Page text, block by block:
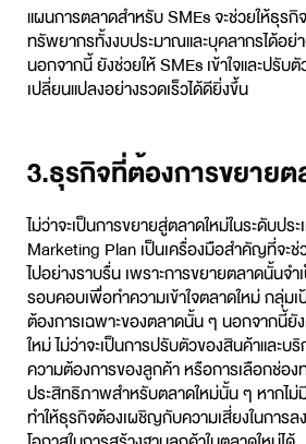
แผนการตลาดสำหรับ SMEs จะช่วยให้ธุรกิ
ทรัพยากรทั้งงบประมาณและบุคลากรได้อ
นอกจากนี้ ยังช่วยให้ SMEs เข้าใจและปรับ
เปลี่ยนแปลงอย่างรวดเร็วได้ดียิ่งขึ้น
3.ธุรกิจที่ต้องการขยาย
ไม่ว่าจะเป็นการขยายสู่ตลาดใหม่ในระดับปร
Marketing Plan เป็นเครื่องมือสำคัญที่จะช่
ไปอย่างราบรื่น เพราะการขยายตลาดนั้นจำ
รอบคอบเพื่อทำความเข้าใจตลาดใหม่ กลุ่มเ
ต้องการเฉพาะของตลาดนั้น ๆ นอกจากนี้ยั
ใหม่ ไม่ว่าจะเป็นการปรับตัวของสินค้าและ
ความต้องการของลูกค้า หรือการเลือกช่อ
ประสิทธิภาพสำหรับตลาดใหม่นั้น ๆ หากไม่
ทำให้ธุรกิจต้องเผชิญกับความเสี่ยงในการ